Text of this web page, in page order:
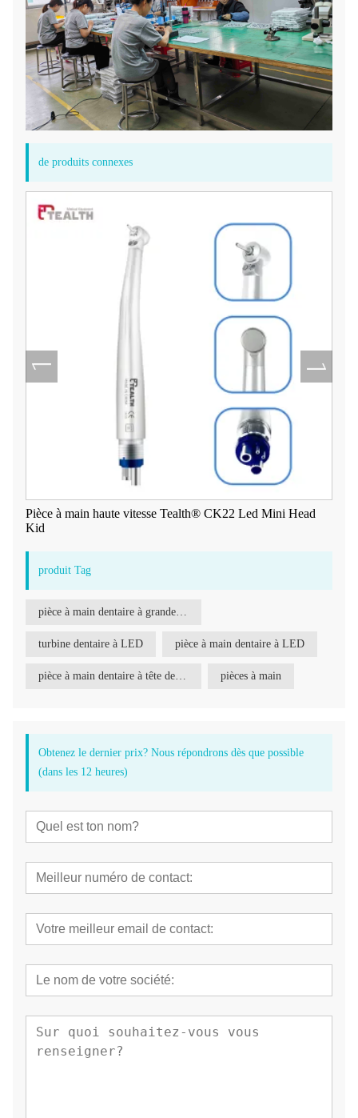
de produits connexes
Pièce à main haute vitesse Tealth® CK22 Led Mini Head
Kid
produit Tag
turbine dentaire à LED pièce à main dentaire à LED
pièces à main
Obtenez le dernier prix? Nous répondrons dès que possible
(dans les 12 heures)